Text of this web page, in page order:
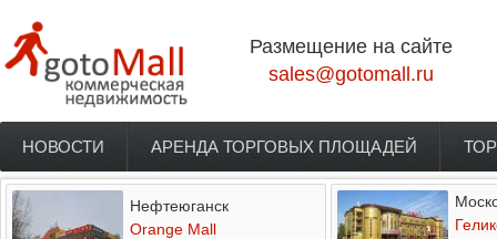
Размещение на сайте
sales@gotomall.ru
Главное меню
НОВОСТИ АРЕНДА ТОРГОВЫХ ПЛОЩАДЕЙ
Нефтеюганск
Orange Mall